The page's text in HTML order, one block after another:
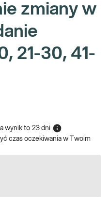
zmiany w
21-30, 41-
wynik to 23 dni
czas oczekiwania w Twoim